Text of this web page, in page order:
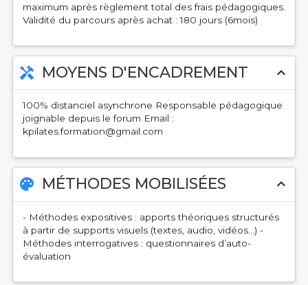
maximum après règlement total des frais pédagogiques.
Validité du parcours après achat : 180 jours (6mois)
handyman MOYENS D'ENCADREMENT expand_less
100% distanciel asynchrone Responsable pédagogique
joignable depuis le forum Email :
kpilates.formation@gmail.com
palette MÉTHODES MOBILISÉES expand_less
- Méthodes expositives : apports théoriques structurés
à partir de supports visuels (textes, audio, vidéos…) -
Méthodes interrogatives : questionnaires d’auto-
évaluation